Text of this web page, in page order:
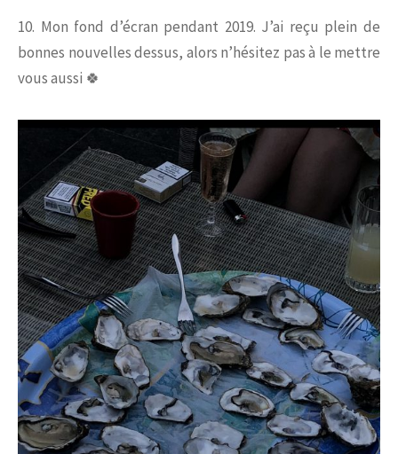
10. Mon fond d’écran pendant 2019. J’ai reçu plein de
bonnes nouvelles dessus, alors n’hésitez pas à le mettre
vous aussi 🍀